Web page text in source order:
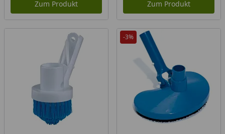
Zum Produkt Zum Produkt
-3%